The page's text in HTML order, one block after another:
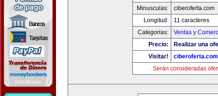
Minusculas:
ciberoferta.com
Longitud:
11 caracteres
Categorias:
Ventas y
Precio:
Realizar una
Visitar!
ciberoferta.com
Serán consideradas